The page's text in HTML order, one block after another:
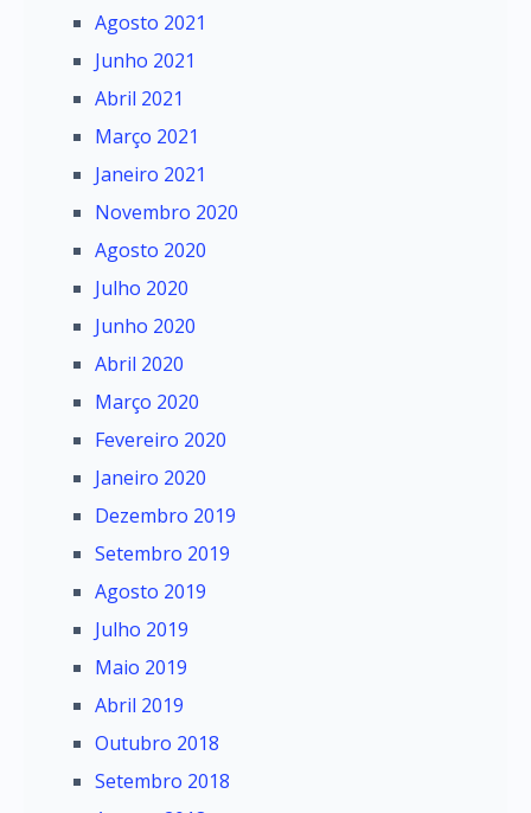
Agosto 2021
Junho 2021
Abril 2021
Março 2021
Janeiro 2021
Novembro 2020
Agosto 2020
Julho 2020
Junho 2020
Abril 2020
Março 2020
Fevereiro 2020
Janeiro 2020
Dezembro 2019
Setembro 2019
Agosto 2019
Julho 2019
Maio 2019
Abril 2019
Outubro 2018
Setembro 2018